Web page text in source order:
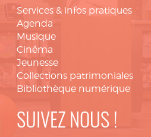
Services & infos pratiques
Agenda
Musique
Cinéma
Jeunesse
Collections patrimoniales
Bibliothèque numérique
SUIVEZ NOUS !